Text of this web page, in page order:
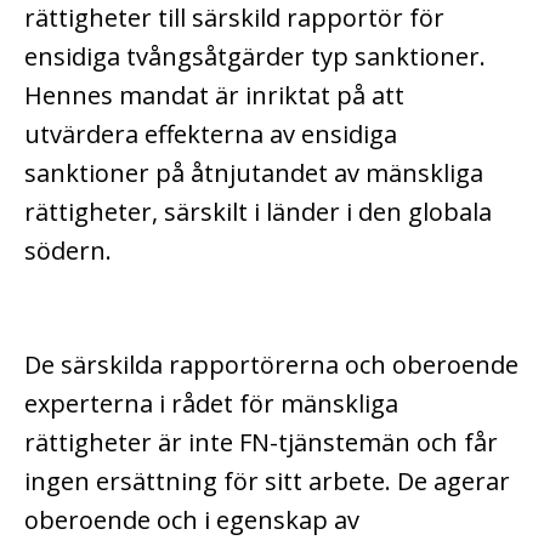
rättigheter till särskild rapportör för
ensidiga tvångsåtgärder typ sanktioner.
Hennes mandat är inriktat på att
utvärdera effekterna av ensidiga
sanktioner på åtnjutandet av mänskliga
rättigheter, särskilt i länder i den globala
södern.
De särskilda rapportörerna och oberoende
experterna i rådet för mänskliga
rättigheter är inte FN-tjänstemän och får
ingen ersättning för sitt arbete. De agerar
oberoende och i egenskap av